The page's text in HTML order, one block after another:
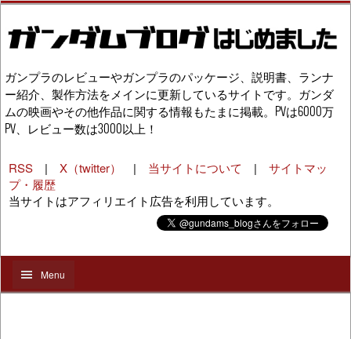
ガンプラのレビューやガンプラのパッケージ、説明書、ランナ
ー紹介、製作方法をメインに更新しているサイトです。ガンダ
ムの映画やその他作品に関する情報もたまに掲載。PVは6000万
PV、レビュー数は3000以上！
RSS | X（twitter） | 当サイトについて | サイトマッ
プ・履歴
当サイトはアフィリエイト広告を利用しています。
Menu